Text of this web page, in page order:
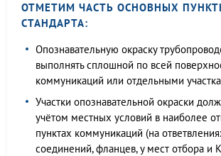
ОТМЕТИМ ЧАСТЬ ОСНОВНЫХ
СТАНДАРТА:
Опознавательную окраску
выполнять сплошной по всей
коммуникаций или отдельными
Участки опознавательной окраски
учётом местных условий в наиболее
пунктах коммуникаций (на
соединений, фланцев, у мест отбора и